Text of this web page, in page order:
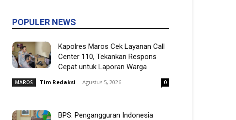
POPULER NEWS
Kapolres Maros Cek Layanan Call
Center 110, Tekankan Respons
Cepat untuk Laporan Warga
MAROS Tim Redaksi - Agustus 5, 2026 0
BPS: Pengangguran Indonesia